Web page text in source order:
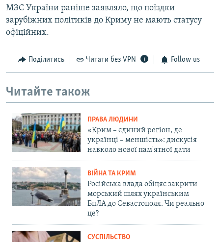
МЗС України раніше заявляло, що поїздки
зарубіжних політиків до Криму не мають статусу
офіційних.
Поділитись Читати без VPN Follow us
Читайте також
ПРАВА ЛЮДИНИ
«Крим – єдиний регіон, де
українці – меншість»: дискусія
навколо нової пам'ятної дати
ВІЙНА ТА КРИМ
Російська влада обіцяє закрити
морський шлях українським
БпЛА до Севастополя. Чи реально
це?
СУСПІЛЬСТВО